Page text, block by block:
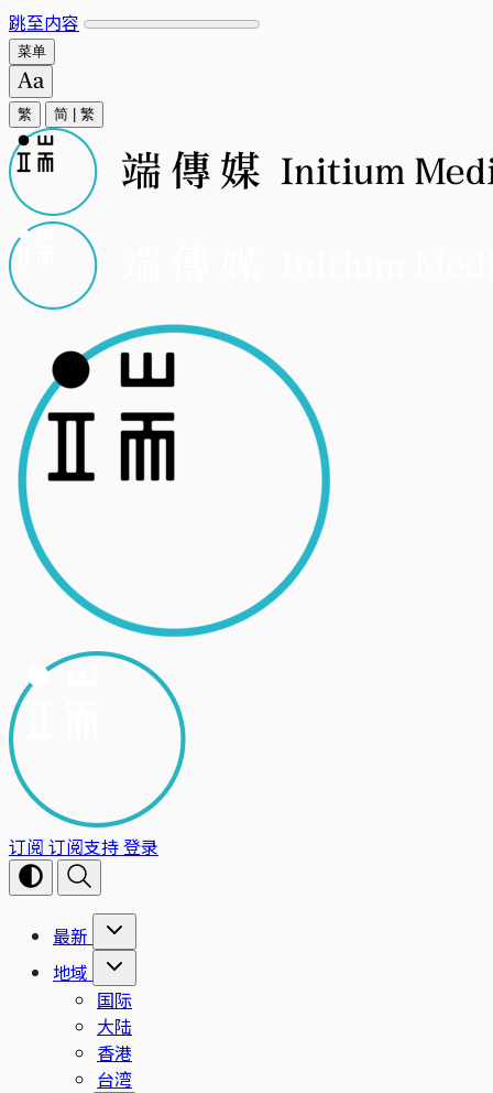
跳至内容
菜单
繁 简 繁
订阅 订阅支持登录
最新
地域
国际
大陆
香港
台湾